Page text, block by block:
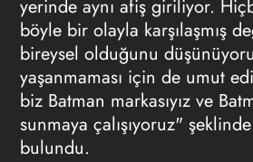
yerinde aynı afiş giriliyor.
böyle bir olayla karşılaşmış
bireysel olduğunu
yaşanmaması için de umut
biz Batman markasıyız ve
sunmaya çalışıyoruz"
bulundu.